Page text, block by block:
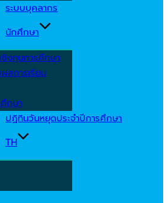
ระบบบุคลากร
นักศึกษา
งทุนการศึกษา
ลการเรียน
กษา
ปฏิทินวันหยุดประจำปีการศึกษา
TH